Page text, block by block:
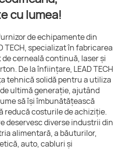
cu lumea!
de echipamente din
TECH, specializat în fabricarea
cerneală continuă, laser și
De la înființare, LEAD TECH
tehnică solidă pentru a utiliza
ultimă generație, ajutând
să își îmbunătățească
reducă costurile de achiziție.
deservesc diverse industrii din
alimentară, a băuturilor,
auto, cabluri și